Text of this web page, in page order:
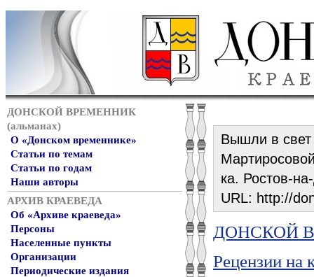
ДОНСКОЙ ВРЕМЕННИК
(альманах)
О «Донском временнике»
Статьи по темам
Статьи по годам
Наши авторы
АРХИВ КРАЕВЕДА
Об «Архиве краеведа»
Персоны
Населенные пункты
Организации
Периодические издания
Вышли в
ка. Ростов-
URL: http://
ДОНСКОЙ
Рецензии на